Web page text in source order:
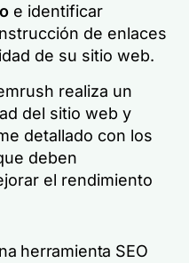
e identificar
de enlaces
de su sitio web.
realiza un
del sitio web y
detallado con los
deben
el rendimiento
herramienta SEO